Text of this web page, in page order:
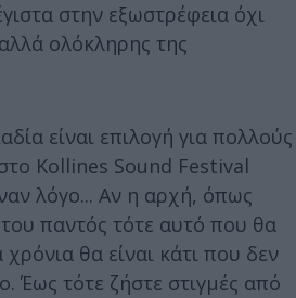
στην εξωστρέφεια όχι
ολόκληρης της
είναι επιλογή για πολλούς
Kollines Sound Festival
λόγο... Αν η αρχή, όπως
του παντός τότε αυτό που θα
θα είναι κάτι που δεν
Έως τότε ζήστε στιγμές από